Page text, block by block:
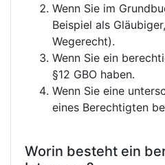
Wenn Sie im
Beispiel als
Wegerecht).
Wenn Sie ein
§12 GBO haben.
Wenn Sie eine
eines Berechtigten
Worin besteht ein